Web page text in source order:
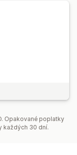
Opakované poplatky
každých 30 dní.